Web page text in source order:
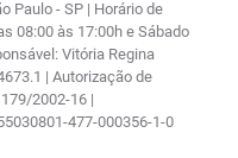
Paulo - SP | Horário de
08:00 às 17:00h e Sábado
Vitória Regina
| Autorização de
2002-16 |
477-000356-1-0